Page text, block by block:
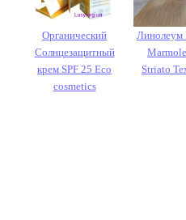
Органический
Солнцезащитный
крем SPF 25 Eco
cosmetics
Линолеум
Striato